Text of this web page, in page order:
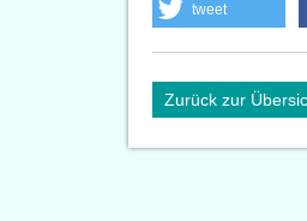
tweet
Zurück zur